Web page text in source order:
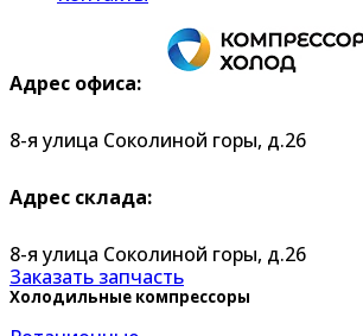
Адрес офиса:
8-я улица Соколиной горы, д.26
Адрес склада:
8-я улица Соколиной горы, д.26
Заказать запчасть
Холодильные компрессоры